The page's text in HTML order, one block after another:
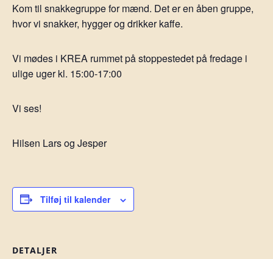
Kom til snakkegruppe for mænd. Det er en åben gruppe,
hvor vi snakker, hygger og drikker kaffe.
Vi mødes i KREA rummet på stoppestedet på fredage i
ulige uger kl. 15:00-17:00
Vi ses!
Hilsen Lars og Jesper
Tilføj til kalender
DETALJER